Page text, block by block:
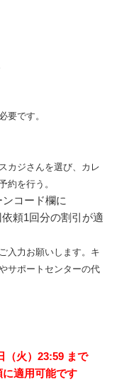
要です。
カジさんを選び、カレ
約を行う。
コード欄に
依頼1回分の割引が適
入力お願いします。キ
サポートセンターの代
（火）23:59 まで
に適用可能です